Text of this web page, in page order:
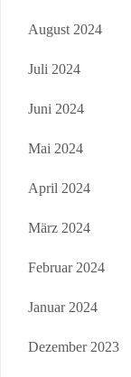
August 2024
Juli 2024
Juni 2024
Mai 2024
April 2024
März 2024
Februar 2024
Januar 2024
Dezember 2023